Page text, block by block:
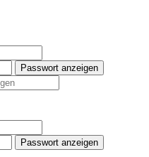
Passwort anzeigen
Passwort anzeigen